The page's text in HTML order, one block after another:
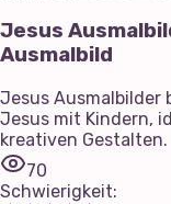
Jesus
Ausmalbild
Jesus Ausmalbilder
Jesus mit Kindern,
kreativen Gestalten.
70
Schwierigkeit: